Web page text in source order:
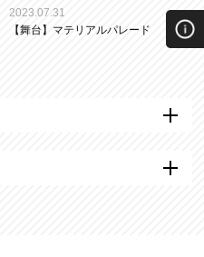
2023.07.31
【舞台】マテリアルパレード